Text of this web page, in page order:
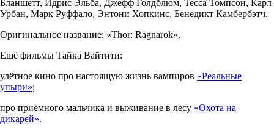
Бланшетт, Идрис Эльба, Джефф Голдблюм, Тесса Томпсон, Карл
Урбан, Марк Руффало, Энтони Хопкинс, Бенедикт Камбербэтч.
Оригинальное название: «Thor: Ragnarok».
Ещё фильмы Тайка Вайтити:
улётное кино про настоящую жизнь вампиров «Реальные
упыри»;
про приёмного мальчика и выживание в лесу «Охота на
дикарей».